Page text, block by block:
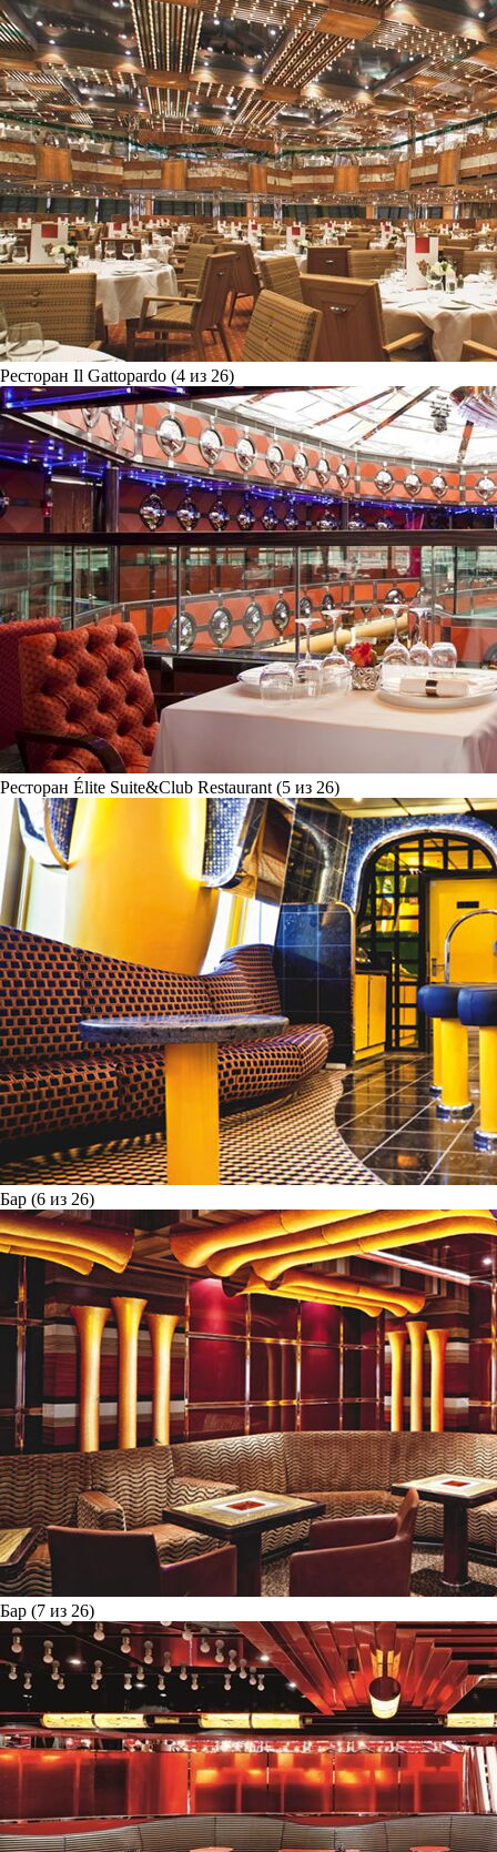
Ресторан Il Gattopardo (4 из 26)
Ресторан Élite Suite&Club Restaurant (5 из 26)
Бар (6 из 26)
Бар (7 из 26)